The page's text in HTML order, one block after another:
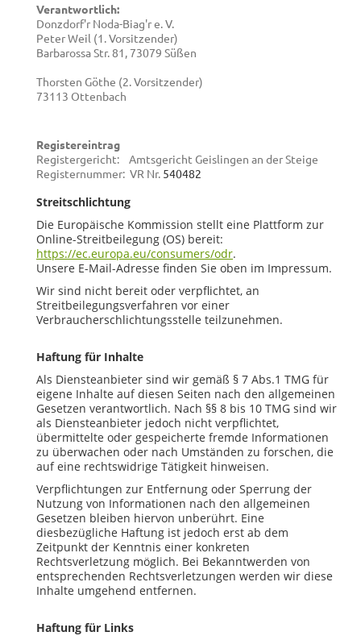
Verantwortlich:
Donzdorf'r Noda-Biag'r e. V.
Peter Weil (1. Vorsitzender)
Barbarossa Str. 81, 73079 Süßen
Thorsten Göthe (2. Vorsitzender)
73113 Ottenbach
Registereintrag
Registergericht: Amtsgericht Geislingen an der Steige
Registernummer: VR Nr. 540482
Streitschlichtung
Die Europäische Kommission stellt eine Plattform zur
Online-Streitbeilegung (OS) bereit:
https://ec.europa.eu/consumers/odr.
Unsere E-Mail-Adresse finden Sie oben im Impressum.
Wir sind nicht bereit oder verpflichtet, an
Streitbeilegungsverfahren vor einer
Verbraucherschlichtungsstelle teilzunehmen.
Haftung für Inhalte
Als Diensteanbieter sind wir gemäß § 7 Abs.1 TMG für
eigene Inhalte auf diesen Seiten nach den allgemeinen
Gesetzen verantwortlich. Nach §§ 8 bis 10 TMG sind wir
als Diensteanbieter jedoch nicht verpflichtet,
übermittelte oder gespeicherte fremde Informationen
zu überwachen oder nach Umständen zu forschen, die
auf eine rechtswidrige Tätigkeit hinweisen.
Verpflichtungen zur Entfernung oder Sperrung der
Nutzung von Informationen nach den allgemeinen
Gesetzen bleiben hiervon unberührt. Eine
diesbezügliche Haftung ist jedoch erst ab dem
Zeitpunkt der Kenntnis einer konkreten
Rechtsverletzung möglich. Bei Bekanntwerden von
entsprechenden Rechtsverletzungen werden wir diese
Inhalte umgehend entfernen.
Haftung für Links